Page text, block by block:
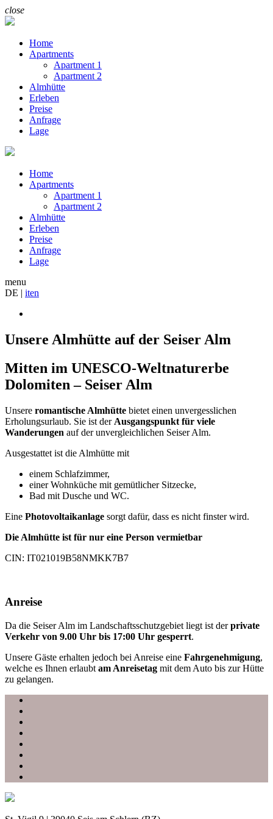
close
Home
Apartments
Apartment 1
Apartment 2
Almhütte
Erleben
Preise
Anfrage
Lage
Home
Apartments
Apartment 1
Apartment 2
Almhütte
Erleben
Preise
Anfrage
Lage
menu
DE | iten
Unsere Almhütte auf der Seiser Alm
Mitten im UNESCO-Weltnaturerbe
Dolomiten – Seiser Alm
Unsere romantische Almhütte bietet einen unvergesslichen
Erholungsurlaub. Sie ist der Ausgangspunkt für viele
Wanderungen auf der unvergleichlichen Seiser Alm.
Ausgestattet ist die Almhütte mit
einem Schlafzimmer,
einer Wohnküche mit gemütlicher Sitzecke,
Bad mit Dusche und WC.
Eine Photovoltaikanlage sorgt dafür, dass es nicht finster wird.
Die Almhütte ist für nur eine Person vermietbar
CIN: IT021019B58NMKK7B7
Anreise
Da die Seiser Alm im Landschaftsschutzgebiet liegt ist derprivate
Verkehr von 9.00 Uhr bis 17:00 Uhr gesperrt.
Unsere Gäste erhalten jedoch bei Anreise eine Fahrgenehmigung,
welche es Ihnen erlaubt am Anreisetag mit dem Auto bis zur Hütte
zu gelangen.